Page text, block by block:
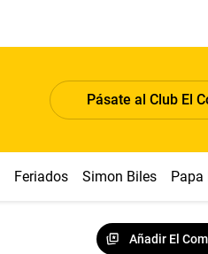
Pásate al Club El
Feriados Simon Biles Papa
Añadir El